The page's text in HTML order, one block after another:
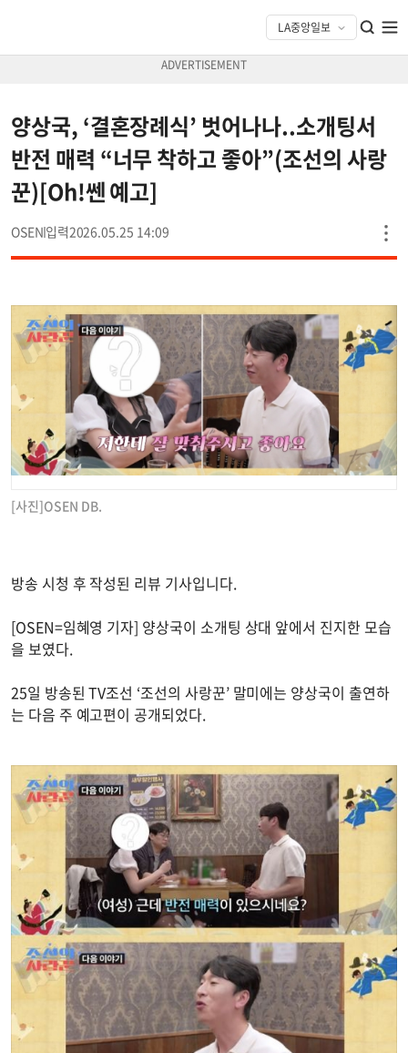
양상국, ‘결혼장례식’ 벗어나나..소개팅서
반전 매력 “너무 착하고 좋아”(조선의 사랑
꾼)[Oh!쎈 예고]
OSEN 2026.05.25 14:09
[사진]OSEN DB.
방송 시청 후 작성된 리뷰 기사입니다.
[OSEN=임혜영 기자] 양상국이 소개팅 상대 앞에서 진지한 모습
을 보였다.
25일 방송된 TV조선 ‘조선의 사랑꾼’ 말미에는 양상국이 출연하
는 다음 주 예고편이 공개되었다.